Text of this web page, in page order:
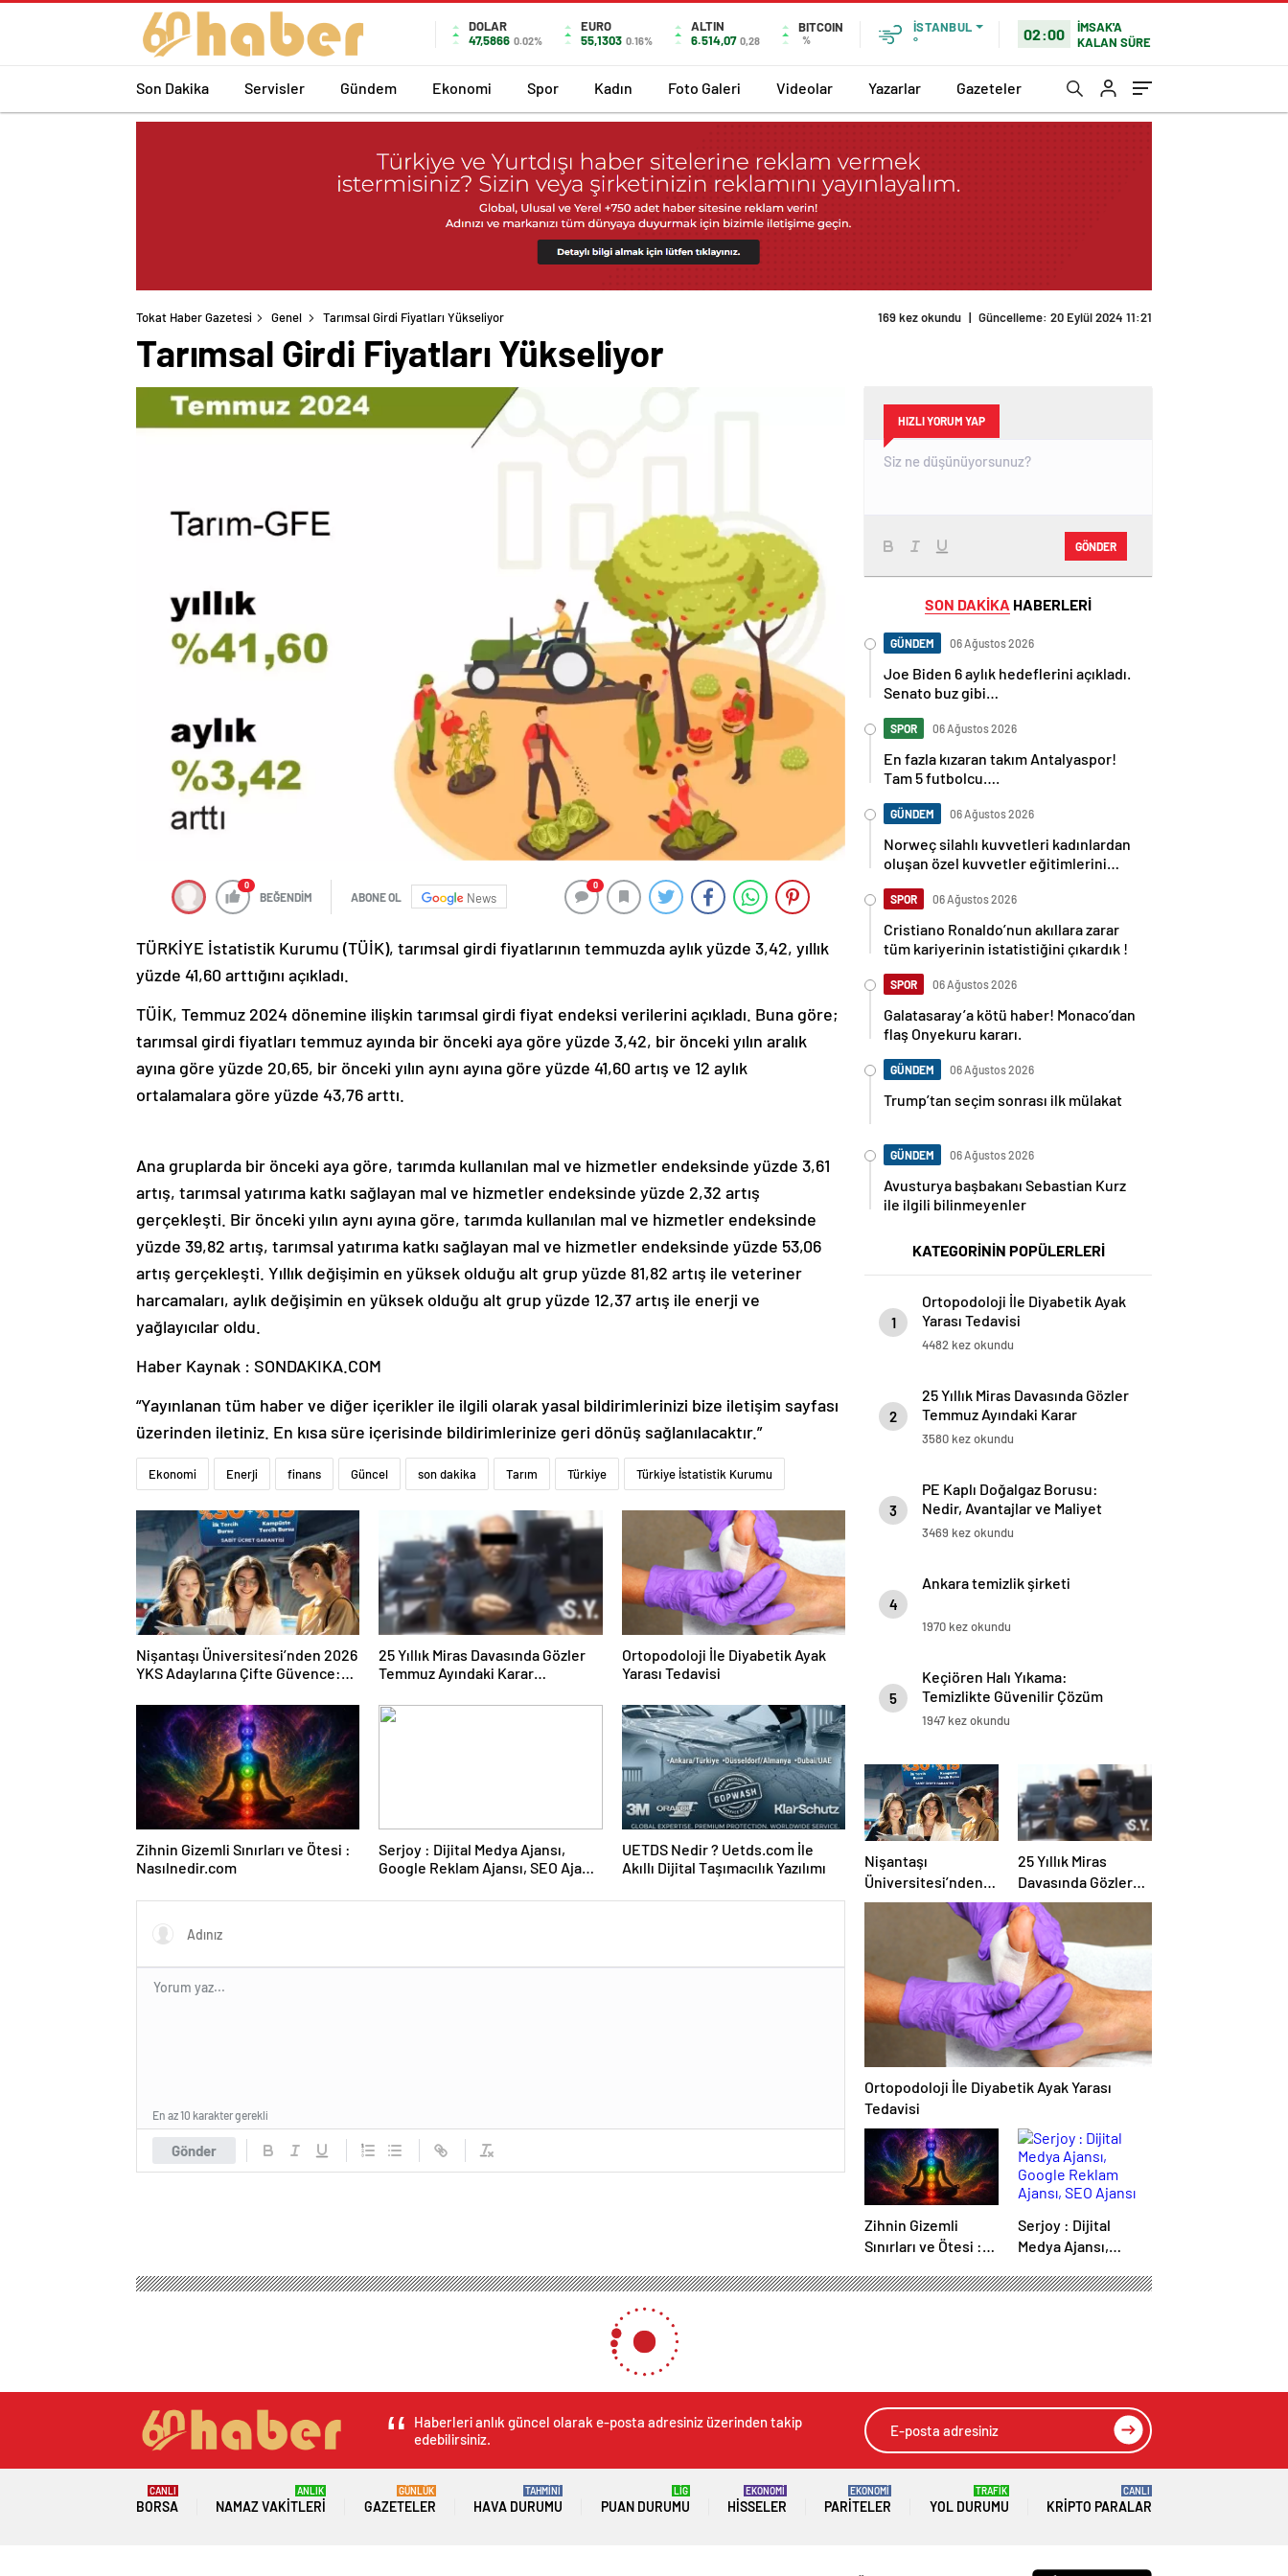
DOLAR
47,5866 0.02%
EURO
55,1303 0.16%
ALTIN
6.514,07 0,28
BITCOIN
%
İSTANBUL
°
02:00
İMSAK'A
KALAN SÜRE
Son Dakika Servisler Gündem Ekonomi Spor Kadın Foto Galeri Videolar Yazarlar Gazeteler
Tokat Haber Gazetesi Genel Tarımsal Girdi Fiyatları Yükseliyor
Tarımsal Girdi Fiyatları Yükseliyor
0
BEĞENDİM ABONE OL News
0
TÜRKİYE İstatistik Kurumu (TÜİK), tarımsal girdi fiyatlarının temmuzda aylık yüzde 3,42, yıllık
yüzde 41,60 arttığını açıkladı.
TÜİK, Temmuz 2024 dönemine ilişkin tarımsal girdi fiyat endeksi verilerini açıkladı. Buna göre;
tarımsal girdi fiyatları temmuz ayında bir önceki aya göre yüzde 3,42, bir önceki yılın aralık
ayına göre yüzde 20,65, bir önceki yılın aynı ayına göre yüzde 41,60 artış ve 12 aylık
ortalamalara göre yüzde 43,76 arttı.
Ana gruplarda bir önceki aya göre, tarımda kullanılan mal ve hizmetler endeksinde yüzde 3,61
artış, tarımsal yatırıma katkı sağlayan mal ve hizmetler endeksinde yüzde 2,32 artış
gerçekleşti. Bir önceki yılın aynı ayına göre, tarımda kullanılan mal ve hizmetler endeksinde
yüzde 39,82 artış, tarımsal yatırıma katkı sağlayan mal ve hizmetler endeksinde yüzde 53,06
artış gerçekleşti. Yıllık değişimin en yüksek olduğu alt grup yüzde 81,82 artış ile veteriner
harcamaları, aylık değişimin en yüksek olduğu alt grup yüzde 12,37 artış ile enerji ve
yağlayıcılar oldu.
Haber Kaynak : SONDAKIKA.COM
“Yayınlanan tüm haber ve diğer içerikler ile ilgili olarak yasal bildirimlerinizi bize iletişim sayfası
üzerinden iletiniz. En kısa süre içerisinde bildirimlerinize geri dönüş sağlanılacaktır.”
Ekonomi Enerji finans Güncel son dakika Tarım Türkiye Türkiye İstatistik Kurumu
Nişantaşı Üniversitesi’nden 2026
YKS Adaylarına Çifte Güvence:
25 Yıllık Miras Davasında Gözler
Temmuz Ayındaki Karar
Ortopodoloji İle Diyabetik Ayak
Yarası Tedavisi
Zihnin Gizemli Sınırları ve Ötesi :
Nasılnedir.com
Serjoy : Dijital Medya Ajansı,
Google Reklam Ajansı, SEO Ajansı
UETDS Nedir ? Uetds.com İle
Akıllı Dijital Taşımacılık Yazılımı
Gönder
En az 10 karakter gerekli
HIZLI YORUM YAP
GÖNDER
SON DAKİKA HABERLERİ
GÜNDEM 06 Ağustos 2026
Joe Biden 6 aylık hedeflerini açıkladı.
Senato buz gibi…
SPOR 06 Ağustos 2026
En fazla kızaran takım Antalyaspor!
Tam 5 futbolcu….
GÜNDEM 06 Ağustos 2026
Norweç silahlı kuvvetleri kadınlardan
oluşan özel kuvvetler eğitimlerini
SPOR 06 Ağustos 2026
Cristiano Ronaldo’nun akıllara zarar
tüm kariyerinin istatistiğini çıkardık !
SPOR 06 Ağustos 2026
Galatasaray’a kötü haber! Monaco’dan
flaş Onyekuru kararı.
GÜNDEM 06 Ağustos 2026
Trump’tan seçim sonrası ilk mülakat
GÜNDEM 06 Ağustos 2026
Avusturya başbakanı Sebastian Kurz
ile ilgili bilinmeyenler
KATEGORİNİN POPÜLERLERİ
1
Ortopodoloji İle Diyabetik Ayak
Yarası Tedavisi
4482 kez okundu
2
25 Yıllık Miras Davasında Gözler
Temmuz Ayındaki Karar
Duruşmasına Çevrildi
3580 kez okundu
3
PE Kaplı Doğalgaz Borusu:
Nedir, Avantajlar ve Maliyet
Değerlendirmesi
3469 kez okundu
4
Ankara temizlik şirketi
1970 kez okundu
5
Keçiören Halı Yıkama:
Temizlikte Güvenilir Çözüm
1947 kez okundu
Nişantaşı
Üniversitesi’nden
2026 YKS
Adaylarına Çifte
Ücret ve Kesintisiz
Burs
25 Yıllık Miras
Davasında Gözler
Temmuz Ayındaki
Karar Duruşmasına
Çevrildi
Ortopodoloji İle Diyabetik Ayak Yarası
Tedavisi
Zihnin Gizemli
Sınırları ve Ötesi :
Serjoy : Dijital
Medya Ajansı,
Ajansı, SEO Ajansı
Turkcell’den Dijital Dönüşüm Hamlesi